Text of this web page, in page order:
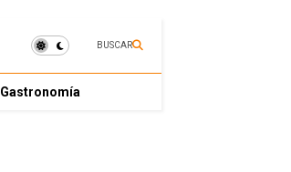
BUSCAR
Gastronomía